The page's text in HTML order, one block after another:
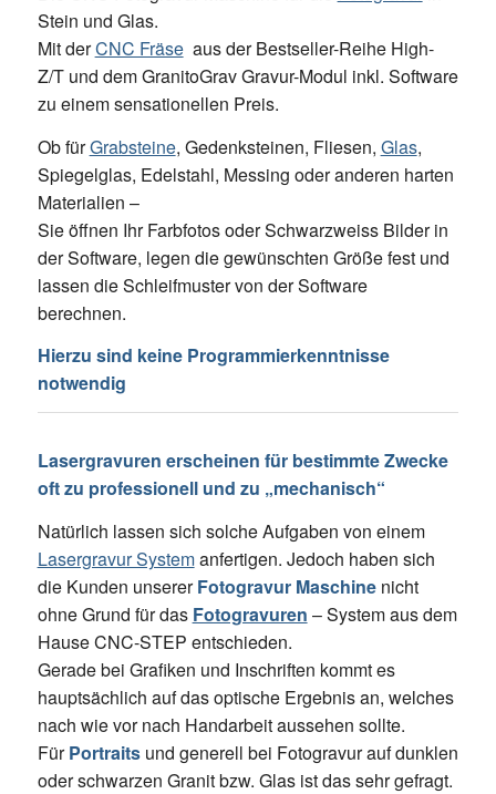
Stein und Glas.
Mit derCNC Fräseaus der Bestseller-Reihe High-
Z/T und dem GranitoGrav Gravur-Modul inkl. Software
zu einem sensationellen Preis.
Ob fürGrabsteine, Gedenksteinen, Fliesen, Glas,
Spiegelglas, Edelstahl, Messing oder anderen harten
Materialien –
Sie öffnen Ihr Farbfotos oder Schwarzweiss Bilder in
der Software, legen die gewünschten Größe fest und
lassen die Schleifmuster von der Software
berechnen.
Hierzu sind keine Programmierkenntnisse
notwendig
Lasergravuren erscheinen für bestimmte Zwecke
oft zu professionell und zu „mechanisch“
Natürlich lassen sich solche Aufgaben von einem
Lasergravur Systemanfertigen. Jedoch haben sich
die Kunden unsererFotogravur Maschinenicht
ohne Grund für das Fotogravuren – System aus dem
Hause CNC-STEP entschieden.
Gerade bei Grafiken und Inschriften kommt es
hauptsächlich auf das optische Ergebnis an, welches
nach wie vor nach Handarbeit aussehen sollte.
FürPortraitsund generell bei Fotogravur auf dunklen
oder schwarzen Granit bzw. Glas ist das sehr gefragt.